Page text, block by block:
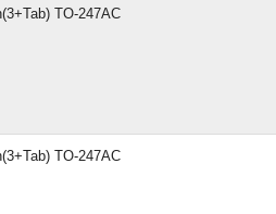
TO-247AC
TO-247AC